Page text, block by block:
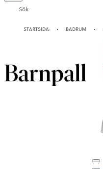
Sök
STARTSIDA BADRUM
Barnpall